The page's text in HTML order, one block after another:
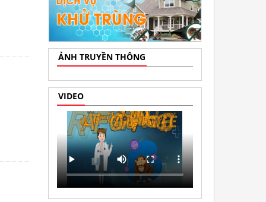
ẢNH TRUYỀN THÔNG
VIDEO